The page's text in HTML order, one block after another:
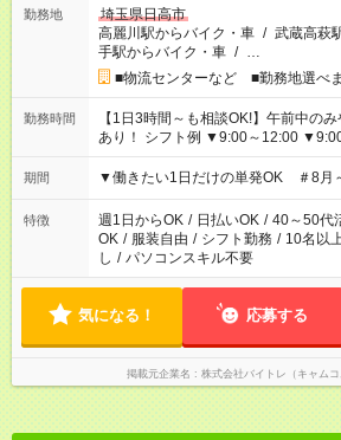
勤務地
埼玉県日高市
高麗川駅からバイク・車 / 武蔵高萩
手駅からバイク・車 / …
■物流センターなど ■勤務地選べ
勤務時間
【1日3時間～も相談OK!】午前中の
あり！ シフト例 ▼9:00～12:00 ▼9:00～17:00 ▼10:00～19:00
▼18:00～21:00
期間 ▼働きたい1日だけの単発OK ＃8月
特徴 週1日からOK / 日払いOK / 40～50代
OK / 服装自由 / シフト勤務 / 10名以
し / パソコンスキル不要
気になる！ 応募する
掲載元企業名 株式会社バイトレ（キャムコ